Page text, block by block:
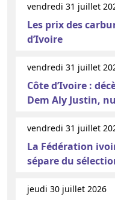
vendredi 31 juillet
Les prix des
d’Ivoire
vendredi 31 juillet
Côte d’Ivoire :
Dem Aly Justin,
vendredi 31 juillet
La Fédération
sépare du
jeudi 30 juillet 2026